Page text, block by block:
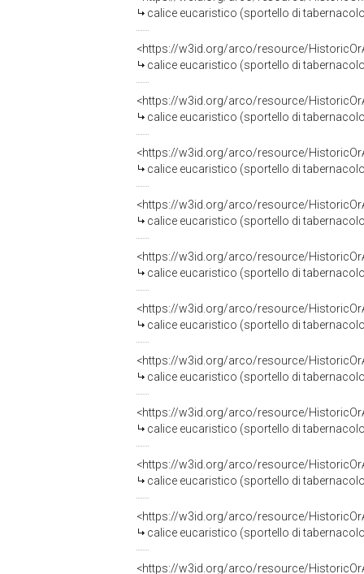
calice eucaristico (sportello di
<https://w3id.org/arco/resource/
calice eucaristico (sportello di
<https://w3id.org/arco/resource/
calice eucaristico (sportello di
<https://w3id.org/arco/resource/
calice eucaristico (sportello di
<https://w3id.org/arco/resource/
calice eucaristico (sportello di
<https://w3id.org/arco/resource/
calice eucaristico (sportello di
<https://w3id.org/arco/resource/
calice eucaristico (sportello di
<https://w3id.org/arco/resource/
calice eucaristico (sportello di
<https://w3id.org/arco/resource/
calice eucaristico (sportello di
<https://w3id.org/arco/resource/
calice eucaristico (sportello di
<https://w3id.org/arco/resource/
calice eucaristico (sportello di
<https://w3id.org/arco/resource/